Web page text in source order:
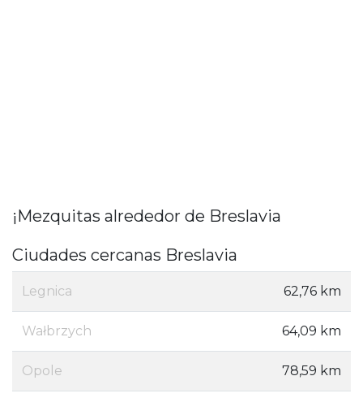
¡Mezquitas alrededor de Breslavia
Ciudades cercanas Breslavia
Legnica 62,76 km
Wałbrzych 64,09 km
Opole 78,59 km